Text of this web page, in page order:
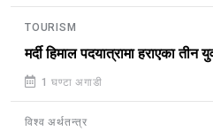
TOURISM
मर्दी हिमाल पदयात्रामा हराएका
1 घण्टा अगाडी
विश्व अर्थतन्त्र